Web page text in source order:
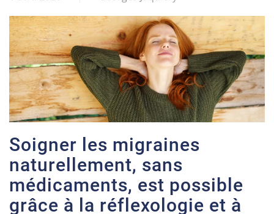
Soigner les migraines
naturellement, sans
médicaments, est possible
grâce à la réflexologie et à